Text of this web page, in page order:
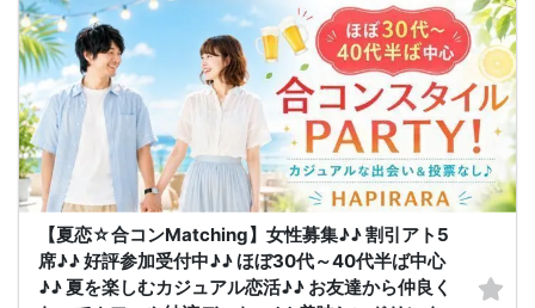
【夏恋☆合コンMatching】女性募集♪♪ 割引アト5
席♪♪ 好評参加受付中♪♪ ほぼ30代～40代半ば中心
♪♪ 夏を楽しむカジュアル恋活♪♪ お友達から仲良く